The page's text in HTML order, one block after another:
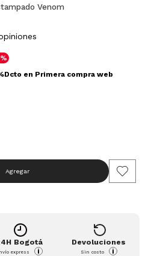
Venom
en Primera compra web
Agregar
Bogotá
express i
Devoluciones
Sin costo i